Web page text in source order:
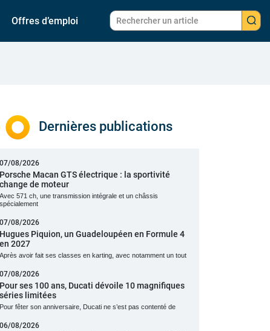
Offres d’emploi
Dernières publications
07/08/2026
Porsche Macan GTS électrique : la sportivité
change de moteur
Avec 571 ch, une transmission intégrale et un châssis
spécialement
07/08/2026
Hugues Piquion, un Guadeloupéen en Formule 4
en 2027
Après avoir fait ses classes en karting, avec notamment un tout
07/08/2026
Pour ses 100 ans, Ducati dévoile 10 magnifiques
séries limitées
Pour fêter son anniversaire, Ducati ne s’est pas contenté de
06/08/2026